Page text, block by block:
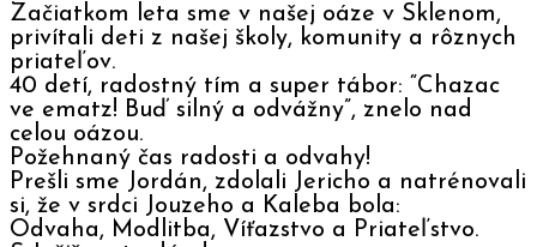
Začiatkom leta sme v našej oáze v Sklenom,
privítali deti z našej školy, komunity a rôznych
priateľov.
40 detí, radostný tím a super tábor: “Chazac
ve ematz! Buď silný a odvážny”, znelo nad
celou oázou.
Požehnaný čas radosti a odvahy!
Prešli sme Jordán, zdolali Jericho a natrénovali
si, že v srdci Jouzeho a Kaleba bola:
Odvaha, Modlitba, Víťazstvo a Priateľstvo.